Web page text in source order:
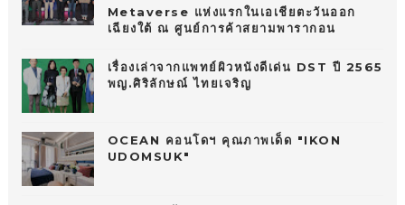
Metaverse แห่งแรกในเอเชียตะวันออก
เฉียงใต้ ณ ศูนย์การค้าสยามพารากอน
เรื่องเล่าจากแพทย์ผิวหนังดีเด่น DST ปี 2565
พญ.ศิริลักษณ์ ไทยเจริญ
OCEAN คอนโดฯ คุณภาพเด็ด "IKON
UDOMSUK"